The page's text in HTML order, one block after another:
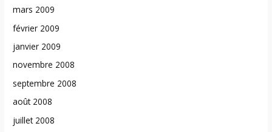
mars 2009
février 2009
janvier 2009
novembre 2008
septembre 2008
août 2008
juillet 2008